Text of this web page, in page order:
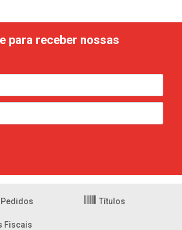
para receber nossas
Títulos
Fiscais